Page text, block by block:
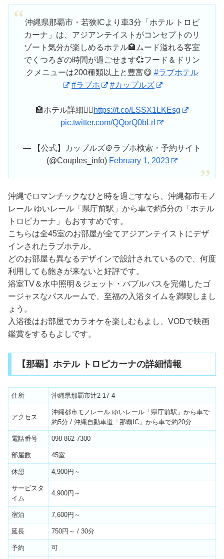
沖縄県那覇市・若狭ICより車3分「ホテル トロピ
カーナ」は、アジアンテイストがコンセプトのリ
ゾート気分が楽しめるホテル🏩ムード溢れる客室
でくつろぎの時間が過ごせます💞フード＆ドリン
クメニューは200種類以上と豊富😋 #ラブホテル
#ラブホ
#カップルズ
🏩ホテル詳細👇🏻 https://t.co/LSSX1LKEsg
pic.twitter.com/QQorQ0bLrl
— 【公式】カップルズ＠ラブホ検索・予約サイト
(@Couples_info) February 1, 2023
沖縄でロマンチックなひと時を過ごすなら、沖縄都市モノ
レール ゆいレール「県庁前駅」から車で約5分の「ホテル
トロピカーナ」もおすすめです。
こちらは全45室のお部屋が全てアジアンテイストにデザ
インされたラブホテル。
どのお部屋も異なるデザインで設計されているので、何度
利用しても飽きが来ないと好評です。
浴室TV＆水中照明＆ジェット・バブルバスを完備したゴ
ージャスなバスルームで、至福の入浴タイムを満喫しまし
ょう。
入浴後はお部屋でカラオケを楽しむもよし、VODで映画
鑑賞をするもよしです。
【那覇】ホテル トロピカーナの詳細情報
住所 沖縄県那覇市辻2-17-4
アクセス
沖縄都市モノレール ゆいレール「県庁前駅」から車で
約5分 / 沖縄自動車道「那覇IC」から車で約20分
電話番号 098-862-7300
部屋数 45室
休憩 4,900円～
サービスタ
イム
4,900円～
宿泊 7,600円～
延長 750円～ / 30分
予約 可